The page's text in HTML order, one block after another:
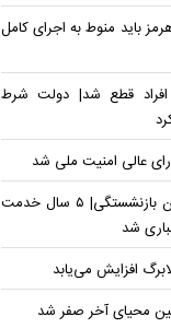
باید منوط به اجرای کامل
افراد قطع شد| دولت شرط
عالی امنیت ملی شد
خبر مهم برای متقاضیان بازنشستگی| ۵ سال خدمت
شد
افزایش می‌یابد
محیای آخر صفر شد